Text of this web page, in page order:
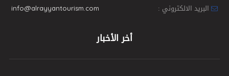
البريد الالكتروني :
info@alrayyantourism.com
أخر الأخبار